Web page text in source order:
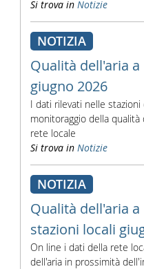
Si trova in Notizie
NOTIZIA
Qualità dell'aria
giugno 2026
I dati rilevati nelle
monitoraggio della
rete locale
Si trova in Notizie
NOTIZIA
Qualità dell'aria
stazioni locali
On line i dati della rete
dell'aria in prossimità